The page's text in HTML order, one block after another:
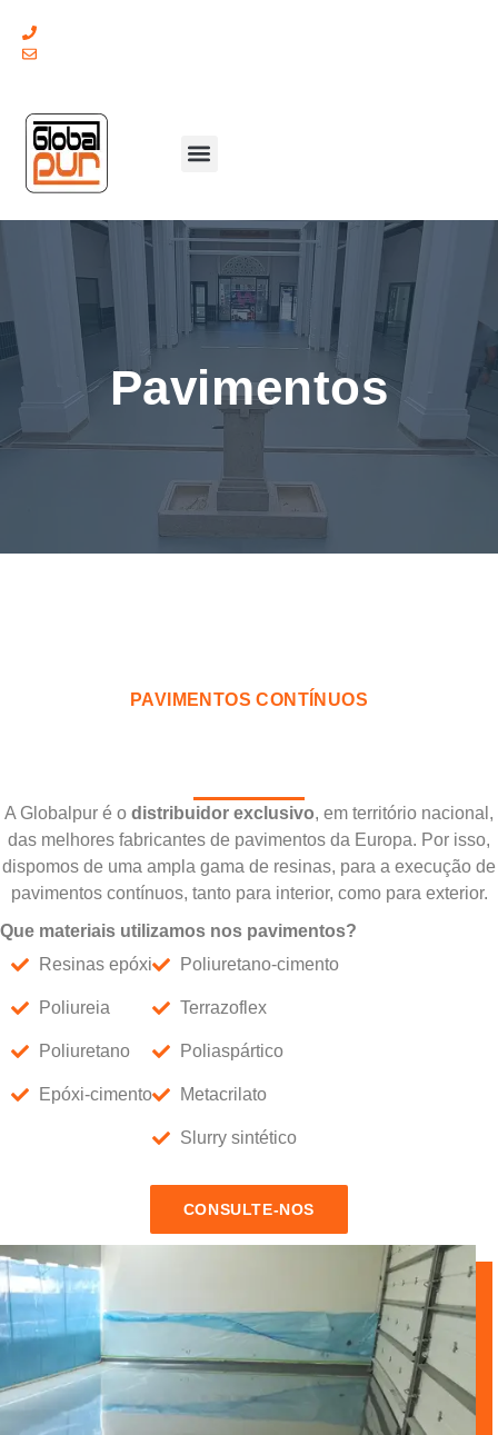
Pavimentos
PAVIMENTOS CONTÍNUOS
A Globalpur é o distribuidor exclusivo, em território nacional,
das melhores fabricantes de pavimentos da Europa. Por isso,
dispomos de uma ampla gama de resinas, para a execução de
pavimentos contínuos, tanto para interior, como para exterior.
Que materiais utilizamos nos pavimentos?
Resinas epóxi
Poliureia
Poliuretano
Epóxi-cimento
Poliuretano-cimento
Terrazoflex
Poliaspártico
Metacrilato
Slurry sintético
CONSULTE-NOS